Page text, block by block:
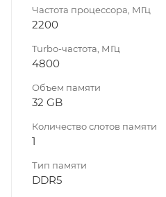
Частота процессора, МГц
2200
Turbo-частота, МГц
4800
Объем памяти
32 GB
Количество слотов памяти
1
Тип памяти
DDR5